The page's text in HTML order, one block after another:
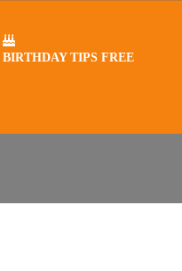
BIRTHDAY TIPS FREE